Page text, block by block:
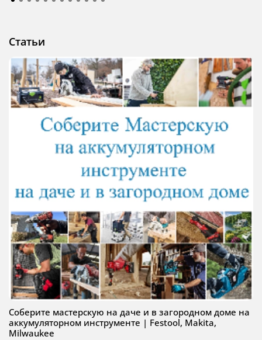
Статьи
Соберите мастерскую на даче и в загородном доме на
аккумуляторном инструменте | Festool, Makita,
Milwaukee